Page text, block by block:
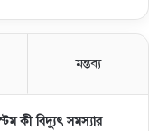
মন্তব্য
কী বিদ্যুৎ সমস্যার